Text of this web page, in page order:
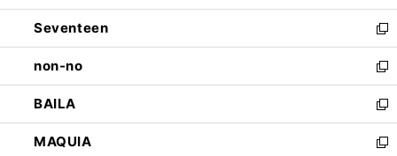
開
く
ウ
で
開
く
ン
ド
ウ
で
開
く
Seventeen
新
し
い
ウ
ィ
ン
ド
non-no
新
し
い
ウ
ィ
BAILA
新
し
い
MAQUIA
新